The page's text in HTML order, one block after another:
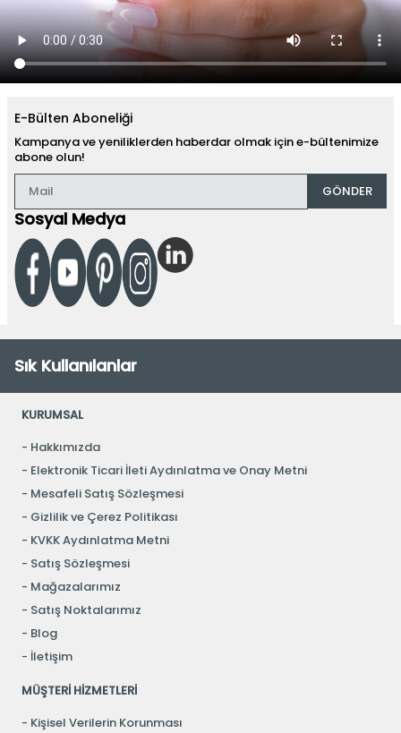
E-Bülten Aboneliği
Kampanya ve yeniliklerden haberdar olmak için e-bültenimize
abone olun!
GÖNDER
Sosyal Medya
Sık Kullanılanlar
KURUMSAL
Hakkımızda
Elektronik Ticari İleti Aydınlatma ve Onay Metni
Mesafeli Satış Sözleşmesi
Gizlilik ve Çerez Politikası
KVKK Aydınlatma Metni
Satış Sözleşmesi
Mağazalarımız
Satış Noktalarımız
Blog
İletişim
MÜŞTERİ HİZMETLERİ
Kişisel Verilerin Korunması